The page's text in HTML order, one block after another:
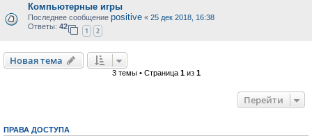
Компьютерные игры
Последнее сообщение positive « 25 дек 2018, 16:38
Ответы: 42
1 2
Новая тема
3 темы • Страница 1из 1
Перейти
ПРАВА ДОСТУПА